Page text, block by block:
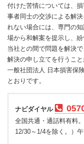
付けた苦情については、
事者同士の交渉による解
れない場合には、専門の
場から和解案を提示し、紛
当社との間で問題を解決
解決の申し立てを行うこと
一般社団法人 日本損害保
とおりです。
ナビダイヤル
全国共通・通話料有料
12/30～1/4を除く。）